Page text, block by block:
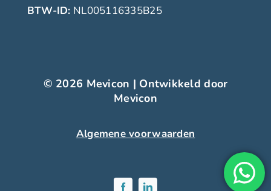
BTW-ID: NL005116335B25
© 2026 Mevicon | Ontwikkeld door
Mevicon
Algemene voorwaarden